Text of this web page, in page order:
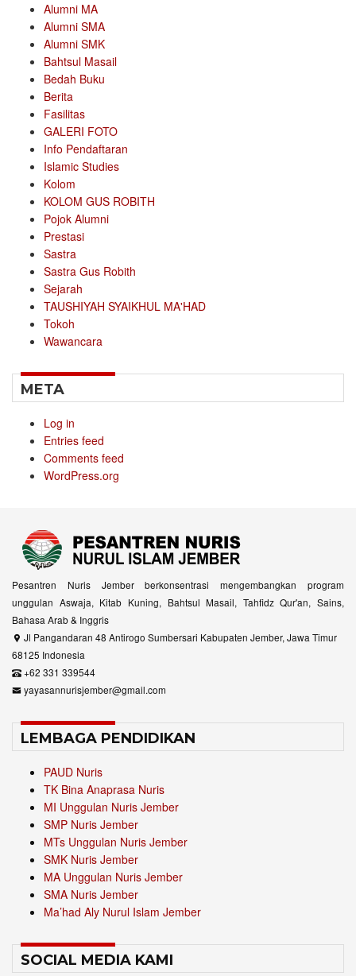
Alumni MA
Alumni SMA
Alumni SMK
Bahtsul Masail
Bedah Buku
Berita
Fasilitas
GALERI FOTO
Info Pendaftaran
Islamic Studies
Kolom
KOLOM GUS ROBITH
Pojok Alumni
Prestasi
Sastra
Sastra Gus Robith
Sejarah
TAUSHIYAH SYAIKHUL MA'HAD
Tokoh
Wawancara
META
Log in
Entries feed
Comments feed
WordPress.org
Pesantren Nuris Jember berkonsentrasi mengembangkan program
unggulan Aswaja, Kitab Kuning, Bahtsul Masail, Tahfidz Qur'an, Sains,
Bahasa Arab & Inggris
Jl Pangandaran 48 Antirogo Sumbersari Kabupaten Jember, Jawa Timur
68125 Indonesia
+62 331 339544
yayasannurisjember@gmail.com
LEMBAGA PENDIDIKAN
PAUD Nuris
TK Bina Anaprasa Nuris
MI Unggulan Nuris Jember
SMP Nuris Jember
MTs Unggulan Nuris Jember
SMK Nuris Jember
MA Unggulan Nuris Jember
SMA Nuris Jember
Ma’had Aly Nurul Islam Jember
SOCIAL MEDIA KAMI